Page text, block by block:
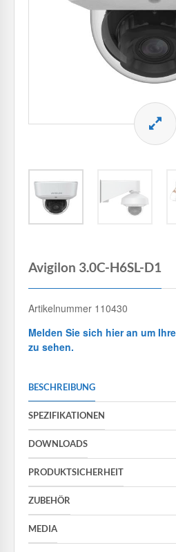
Avigilon 3.0C-H6SL-D1
Artikelnummer 110430
Melden Sie sich hier an um
zu sehen.
BESCHREIBUNG
SPEZIFIKATIONEN
DOWNLOADS
PRODUKTSICHERHEIT
ZUBEHÖR
MEDIA